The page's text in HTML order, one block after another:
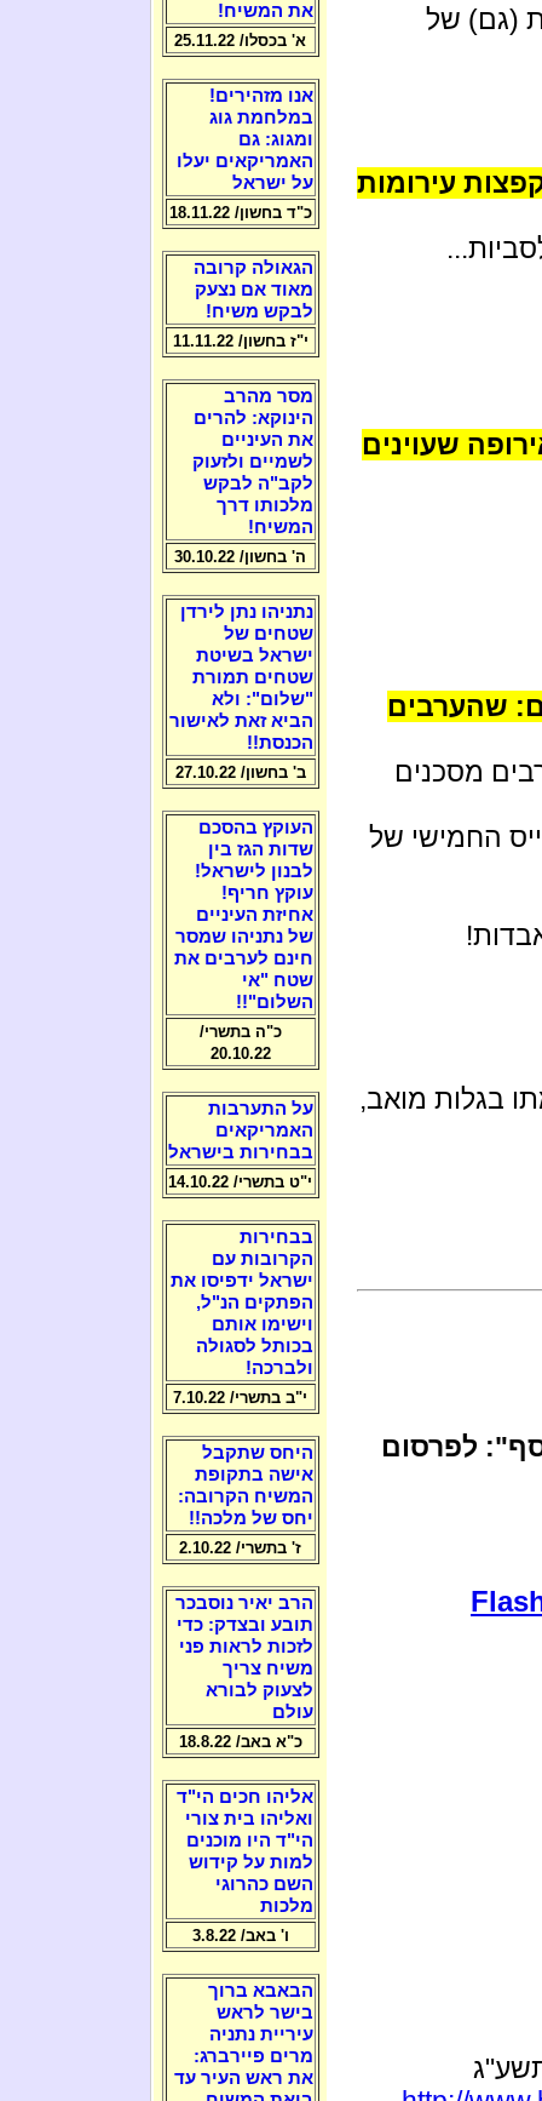
(גם) של
עירומות
שעוינים
שהערבים
מסכנים
החמישי של
בגלות מואב,
כסף": לפרסום
את המשיח!
א' בכסלו/ 25.11.22
אנו מזהירים!
במלחמת גוג
ומגוג: גם
האמריקאים יעלו
על ישראל
כ"ד בחשון/ 18.11.22
הגאולה קרובה
מאוד אם נצעק
לבקש משיח!
י"ז בחשון/ 11.11.22
מסר מהרב
הינוקא: להרים
את העיניים
לשמיים ולזעוק
לקב"ה לבקש
מלכותו דרך
המשיח!
ה' בחשון/ 30.10.22
נתניהו נתן לירדן
שטחים של
ישראל בשיטת
שטחים תמורת
"שלום": ולא
הביא זאת לאישור
הכנסת!!
ב' בחשון/ 27.10.22
העוקץ בהסכם
שדות הגז בין
לבנון לישראל!
עוקץ חריף!
אחיזת העיניים
של נתניהו שמסר
חינם לערבים את
שטח "אי
השלום"!!
כ"ה בתשרי/
20.10.22
על התערבות
האמריקאים
בבחירות בישראל
י"ט בתשרי/ 14.10.22
בבחירות
הקרובות עם
ישראל ידפיסו את
הפתקים הנ"ל,
וישימו אותם
בכותל לסגולה
ולברכה!
י"ב בתשרי/ 7.10.22
היחס שתקבל
אישה בתקופת
המשיח הקרובה:
יחס של מלכה!!
ז' בתשרי/ 2.10.22
הרב יאיר נוסבכר
תובע ובצדק: כדי
לזכות לראות פני
משיח צריך
לצעוק לבורא
עולם
כ"א באב/ 18.8.22
אליהו חכים הי"ד
ואליהו בית צורי
הי"ד היו מוכנים
למות על קידוש
השם כהרוגי
מלכות
ו' באב/ 3.8.22
הבאבא ברוך
בישר לראש
עיריית נתניה
מרים פיירברג:
את ראש העיר עד